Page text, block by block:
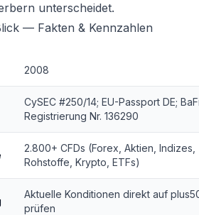
unterscheidet.
— Fakten & Kennzahlen
2008
CySEC #250/14; EU-Passport DE;
Registrierung Nr. 136290
2.800+ CFDs (Forex, Aktien, Indizes,
Rohstoffe, Krypto, ETFs)
Aktuelle Konditionen direkt auf
prüfen